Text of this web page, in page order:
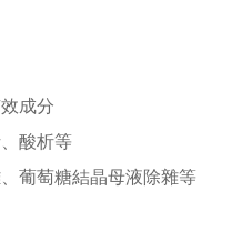
成分
酸析等
葡萄糖結晶母液除雜等